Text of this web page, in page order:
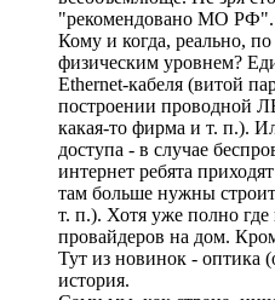
"рекомендовано МО РФ".
Кому и когда, реально, по
физическим уровнем?
Ethernet-кабеля (витой
построении проводной
какая-то фирма и т. п.).
доступа - в случае
интернет ребята
там больше нужны
т. п.). Хотя уже полно
провайдеров на дом.
Тут из новинок - оптика
история.